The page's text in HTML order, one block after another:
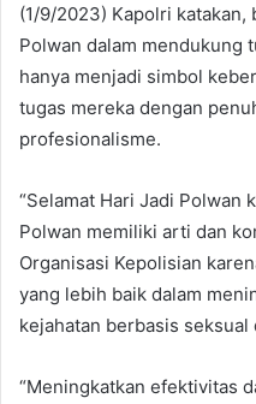
(1/9/2023) Kapolri katakan,
Polwan dalam mendukung
hanya menjadi simbol
tugas mereka dengan
profesionalisme.
“Selamat Hari Jadi Polwan
Polwan memiliki arti dan
Organisasi Kepolisian
yang lebih baik dalam
kejahatan berbasis seksual
“Meningkatkan efektivitas